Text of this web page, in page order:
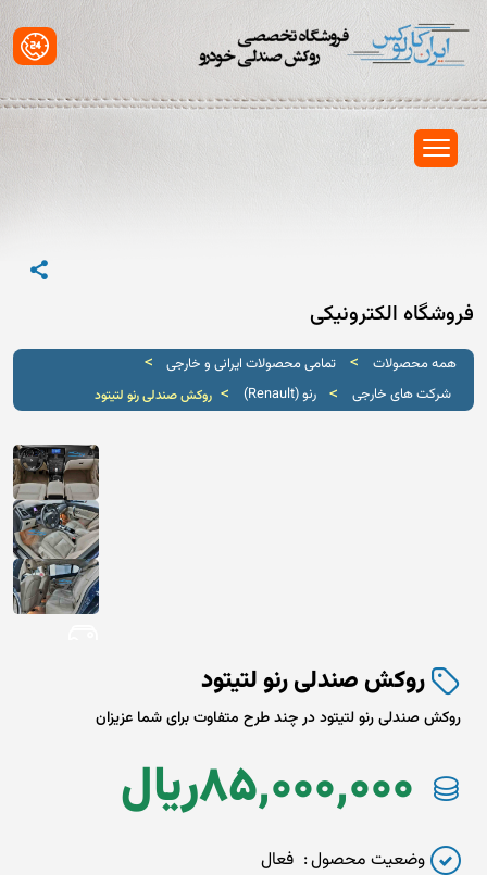
فروشگاه الکترونیکی
همه محصولات > تمامی محصولات ایرانی و خارجی >
شرکت های خارجی > رنو (Renault) >روکش صندلی رنو لتیتود
روکش صندلی رنو لتیتود
روکش صندلی رنو لتیتود در چند طرح متفاوت برای شما عزیزان
ريال85,000,000
وضعیت محصول
فعال